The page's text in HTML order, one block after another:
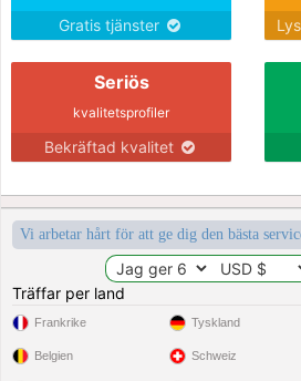
Gratis tjänster
Seriös
kvalitetsprofiler
Bekräftad kvalitet
Vi arbetar hårt för att ge dig den bästa
Träffar per land
Frankrike
Belgien
Tyskland
Schweiz